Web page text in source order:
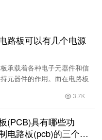
路板可以有几个电源
承载着各种电子元器件和信
元器件的作用。而在电路板
3.7K
(PCB)具有哪些功
电路板(pcb)的三个作